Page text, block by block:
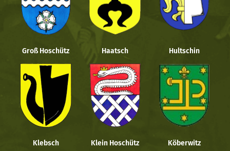
Groß Hoschütz Haatsch Hultschin
Klebsch Klein Hoschütz Köberwitz